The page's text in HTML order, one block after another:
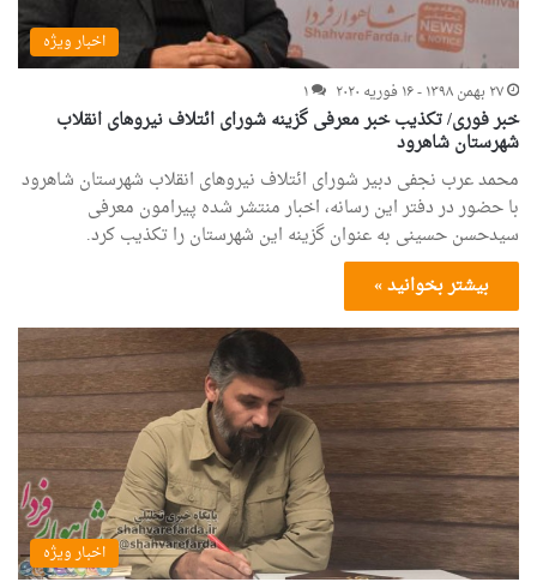
اخبار ویژه
۲۷ بهمن ۱۳۹۸ - ۱۶ فوریه ۲۰۲۰
۱
خبر فوری/ تکذیب خبر معرفی گزینه شورای ائتلاف نیروهای انقلاب
شهرستان شاهرود
محمد عرب نجفی دبیر شورای ائتلاف نیروهای انقلاب شهرستان شاهرود
با حضور در دفتر این رسانه، اخبار منتشر شده پیرامون معرفی
سیدحسن حسینی به عنوان گزینه این شهرستان را تکذیب کرد.
بیشتر بخوانید »
اخبار ویژه